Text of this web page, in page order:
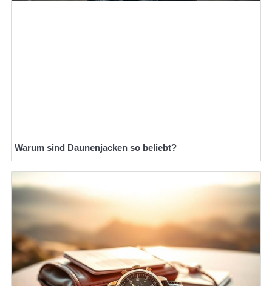
Warum sind Daunenjacken so beliebt?